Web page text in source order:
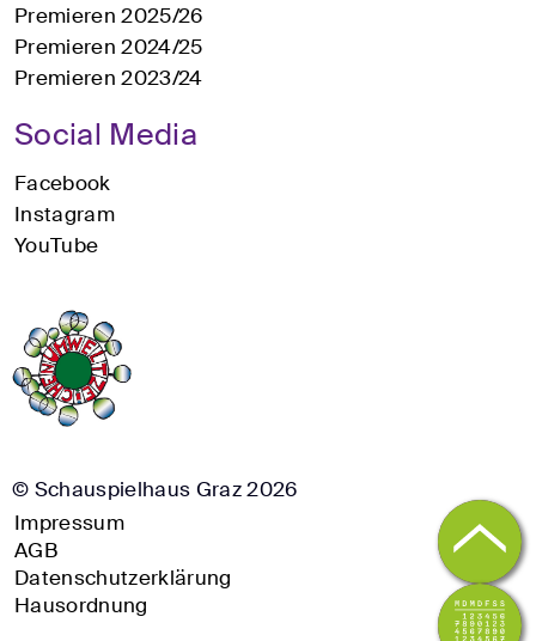
Premieren 2025/26
Premieren 2024/25
Premieren 2023/24
Social Media
Facebook
Instagram
YouTube
© Schauspielhaus Graz 2026
Impressum
AGB
Datenschutzerklärung
Hausordnung